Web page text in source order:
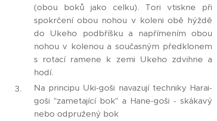
(obou boků jako celku). Tori vtiskne při
spokrčení obou nohou v koleni obě hýždě
do Ukeho podbříšku a napřímením obou
nohou v kolenou a současným předklonem
s rotací ramene k zemi Ukeho zdvihne a
hodí.
Na principu Uki-goši navazují techniky Harai-
goši "zametající bok" a Hane-goši - skákavý
nebo odpružený bok